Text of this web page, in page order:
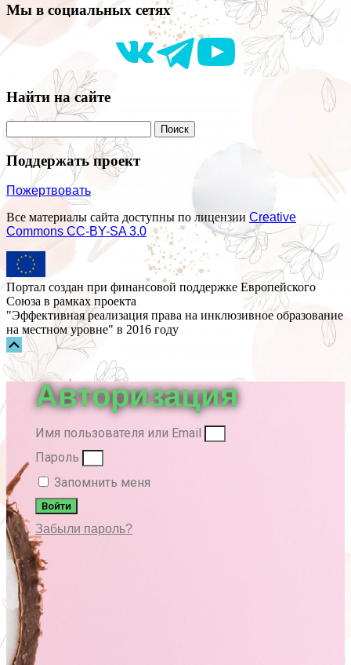
Мы в социальных сетях
Найти на сайте
Поддержать проект
Пожертвовать
Все материалы сайта доступны по лицензии Creative
Commons СС-BY-SA 3.0
Портал создан при финансовой поддержке Европейского
Союза в рамках проекта
"Эффективная реализация права на инклюзивное образование
на местном уровне" в 2016 году
Прокрутка
вверх
Авторизация
Имя пользователя или Email
Пароль
Запомнить меня
Войти
Забыли пароль?